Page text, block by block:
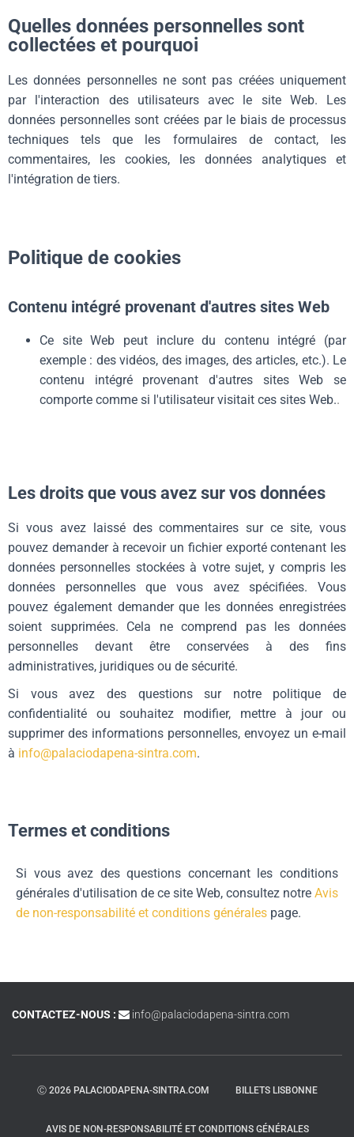
Quelles données personnelles sont
collectées et pourquoi
Les données personnelles ne sont pas créées uniquement
par l'interaction des utilisateurs avec le site Web. Les
données personnelles sont créées par le biais de processus
techniques tels que les formulaires de contact, les
commentaires, les cookies, les données analytiques et
l'intégration de tiers.
Politique de cookies
Contenu intégré provenant d'autres sites Web
Ce site Web peut inclure du contenu intégré (par
exemple : des vidéos, des images, des articles, etc.). Le
contenu intégré provenant d'autres sites Web se
comporte comme si l'utilisateur visitait ces sites Web..
Les droits que vous avez sur vos données
Si vous avez laissé des commentaires sur ce site, vous
pouvez demander à recevoir un fichier exporté contenant les
données personnelles stockées à votre sujet, y compris les
données personnelles que vous avez spécifiées. Vous
pouvez également demander que les données enregistrées
soient supprimées. Cela ne comprend pas les données
personnelles devant être conservées à des fins
administratives, juridiques ou de sécurité.
Si vous avez des questions sur notre politique de
confidentialité ou souhaitez modifier, mettre à jour ou
supprimer des informations personnelles, envoyez un e-mail
à info@palaciodapena-sintra.com.
Termes et conditions
Si vous avez des questions concernant les conditions
générales d'utilisation de ce site Web, consultez notre Avis
de non-responsabilité et conditions générales page.
CONTACTEZ-NOUS : info@palaciodapena-sintra.com
Ⓒ 2026 PALACIODAPENA-SINTRA.COM BILLETS LISBONNE
AVIS DE NON-RESPONSABILITÉ ET CONDITIONS GÉNÉRALES